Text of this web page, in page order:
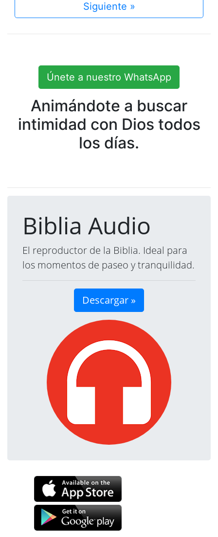
Siguiente »
Únete a nuestro WhatsApp
Animándote a buscar
intimidad con Dios todos
los días.
Biblia Audio
El reproductor de la Biblia. Ideal para
los momentos de paseo y tranquilidad.
Descargar »